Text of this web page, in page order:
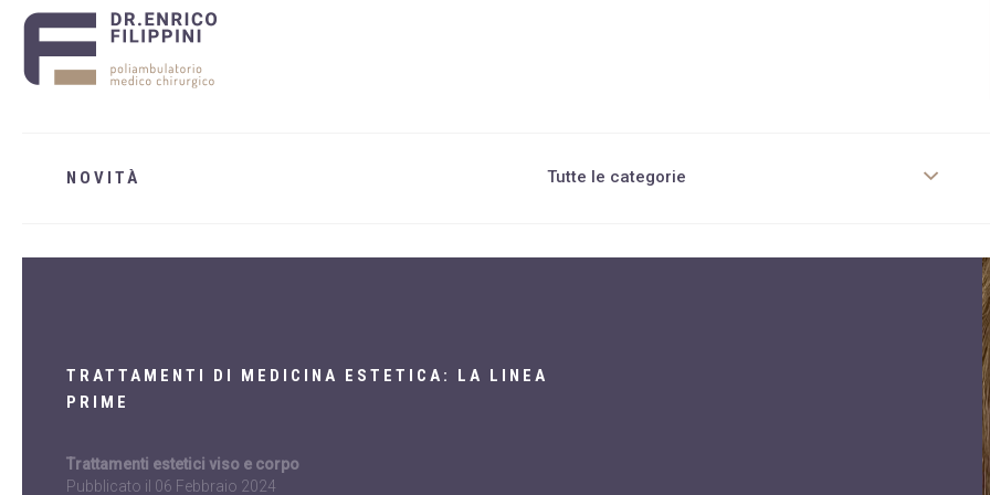
NOVITÀ Tutte le categorie
TRATTAMENTI DI MEDICINA ESTETICA: LA LINEA
PRIME
Trattamenti estetici viso e corpo
Pubblicato il 06 Febbraio 2024